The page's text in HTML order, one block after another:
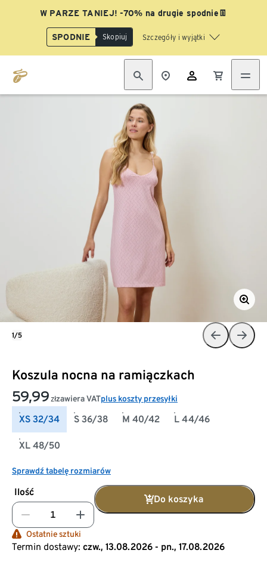
W PARZE TANIEJ! -70% na drugie spodnie👖
SPODNIE Skopiuj Szczegóły i wyjątki
Koszula nocna na ramiączkach
59,99 złzawiera VATplus koszty przesyłki
XS 32/34 S 36/38 M 40/42 L 44/46
XL 48/50
Sprawdź tabelę rozmiarów
Ilość
Do koszyka
Ostatnie sztuki
Termin dostawy: czw., 13.08.2026 - pn., 17.08.2026
1/5